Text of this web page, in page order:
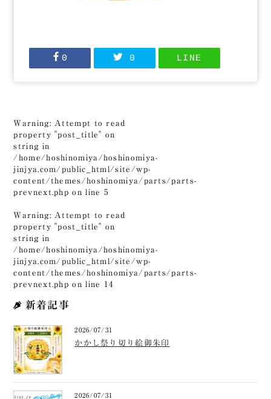
0 0 LINE
Warning: Attempt to read
property "post_title" on
string in
/home/hoshinomiya/hoshinomiya-
jinjya.com/public_html/site/wp-
content/themes/hoshinomiya/parts/parts-
prevnext.php on line 5
Warning: Attempt to read
property "post_title" on
string in
/home/hoshinomiya/hoshinomiya-
jinjya.com/public_html/site/wp-
content/themes/hoshinomiya/parts/parts-
prevnext.php on line 14
新着記事
2026/07/31
かかし祭り切り絵御朱印
2026/07/31